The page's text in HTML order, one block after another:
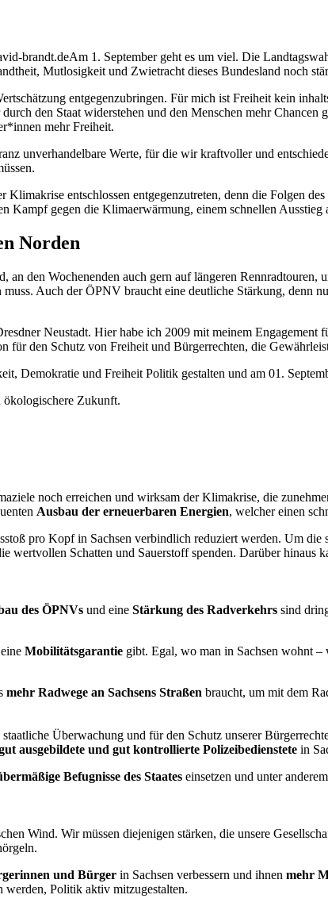
Am 1. September geht es um viel. Die
Mutlosigkeit und Zwietracht dieses Bundesland noch
entgegenzubringen. Für mich ist Freiheit kein
den Staat widerstehen und den Menschen mehr
mehr Freiheit.
unverhandelbare Werte, für die wir kraftvoller und
Klimakrise entschlossen entgegenzutreten, denn die Folgen
Kampf gegen die Klimaerwärmung, einem schnellen
Norden
den Wochenenden auch gern auf längeren
Auch der ÖPNV braucht eine deutliche Stärkung,
Neustadt. Hier habe ich 2009 mit meinem
für den Schutz von Freiheit und Bürgerrechten, die
Demokratie und Freiheit Politik gestalten und am 01.
ökologischere Zukunft.
noch erreichen und wirksam der Klimakrise, die
Ausbau der erneuerbaren Energien, welcher einen
pro Kopf in Sachsen verbindlich reduziert werden. Um
wertvollen Schatten und Sauerstoff spenden. Darüber hinaus
des ÖPNVs und eine Stärkung des Radverkehrs sind
Mobilitätsgarantie gibt. Egal, wo man in Sachsen wohnt –
mehr Radwege an Sachsens Straßen braucht, um mit dem
Überwachung und für den Schutz unserer
ausgebildete und gut kontrollierte Polizeibedienstete in
Befugnisse des Staates einsetzen und unter
Wind. Wir müssen diejenigen stärken, die unsere
und Bürger in Sachsen verbessern und ihnen mehr
werden, Politik aktiv mitzugestalten.